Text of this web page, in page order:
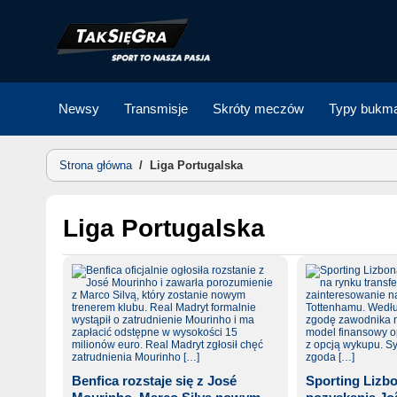
Newsy Transmisje Skróty meczów Typy
Strona główna/ Liga Portugalska
Liga Portugalska
Benfica rozstaje się z José
Sporting